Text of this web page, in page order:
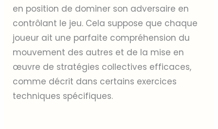
en position de dominer son adversaire en
contrôlant le jeu. Cela suppose que chaque
joueur ait une parfaite compréhension du
mouvement des autres et de la mise en
œuvre de stratégies collectives efficaces,
comme décrit dans certains exercices
techniques spécifiques.